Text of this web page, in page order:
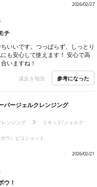
2026/02/27
チ
いいです。つっぱらず、しっとり
も安心して使えます！ 安心で高
いますね！
違反を報告 参考になった
パージェルクレンジング
レンジング
リキッド/ジェルク
ウ）ピコショット
2026/02/21
ウ！